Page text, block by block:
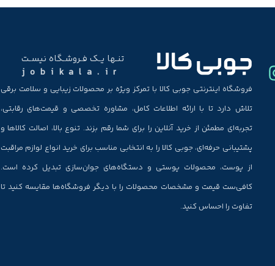
تنـها یـک فـروشـگاه نیسـت
jobikala.ir
فروشگاه اینترنتی جوبی کالا با تمرکز ویژه بر محصولات زیبایی و سلامت برقی
تلاش دارد تا با ارائه اطلاعات کامل، مشاوره تخصصی و قیمت‌های رقابتی،
تجربه‌ای مطمئن از خرید آنلاین را برای شما رقم بزند. تنوع بالا، اصالت کالاها و
پشتیبانی حرفه‌ای، جوبی کالا را به انتخابی مناسب برای خرید انواع لوازم مراقبت
از پوست، محصولات پوستی و دستگاه‌های جوان‌سازی تبدیل کرده است.
کافی‌ست قیمت و مشخصات محصولات را با دیگر فروشگاه‌ها مقایسه کنید تا
تفاوت را احساس کنید.